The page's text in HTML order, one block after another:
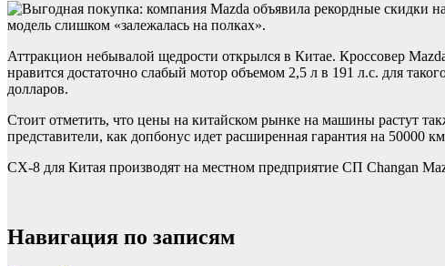
модель слишком «залежалась на полках».
Аттракцион небывалой щедрости открылся в Китае. Кроссовер
нравится достаточно слабый мотор объемом 2,5 л в 191 л.с. для
долларов.
Стоит отметить, что цены на китайском рынке на машины растут
представители, как допбонус идет расширенная гарантия на 50000
СХ-8 для Китая производят на местном предприятие СП Changan
Навигация по записям